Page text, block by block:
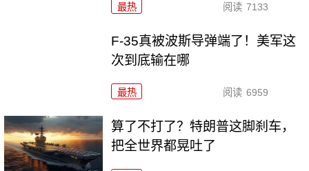
最热 阅读 7133
F-35真被波斯导弹端了！美军这
次到底输在哪
最热 阅读 6959
算了不打了？特朗普这脚刹车，
把全世界都晃吐了